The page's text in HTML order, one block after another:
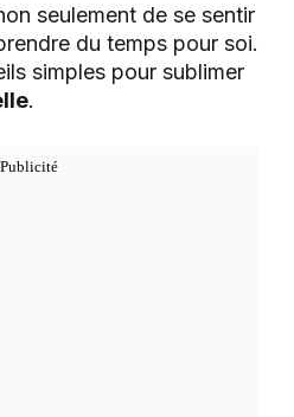
seulement de se sentir
du temps pour soi.
simples pour sublimer
.